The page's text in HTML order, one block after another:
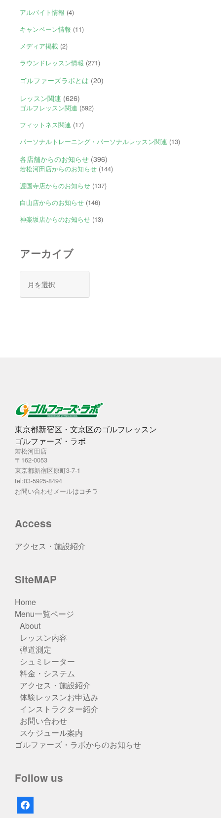
アルバイト情報 (4)
キャンペーン情報 (11)
メディア掲載(2)
ラウンドレッスン情報 (271)
ゴルファーズラボとは (20)
レッスン関連 (626)
ゴルフレッスン関連 (592)
フィットネス関連 (17)
パーソナルトレーニング・パーソナルレッスン関連 (13)
各店舗からのお知らせ(396)
若松河田店からのお知らせ(144)
護国寺店からのお知らせ(137)
白山店からのお知らせ(146)
神楽坂店からのお知らせ(13)
アーカイブ
カ
東京都新宿区・文京区のゴルフレッスン
ゴルファーズ・ラボ
若松河田店
〒162-0053
東京都新宿区原町3-7-1
tel:03-5925-8494
お問い合わせメールはコチラ
Access
アクセス・施設紹介
SiteMAP
Home
Menu一覧ページ
About
レッスン内容
弾道測定
シュミレーター
料金・システム
アクセス・施設紹介
体験レッスンお申込み
インストラクター紹介
お問い合わせ
スケジュール案内
ゴルファーズ・ラボからのお知らせ
Follow us
facebook